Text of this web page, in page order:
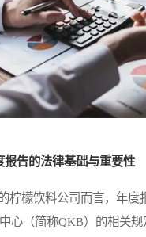
报告的法律基础与重要性
檬饮料公司而言，年度
心（简称QKB）的相关